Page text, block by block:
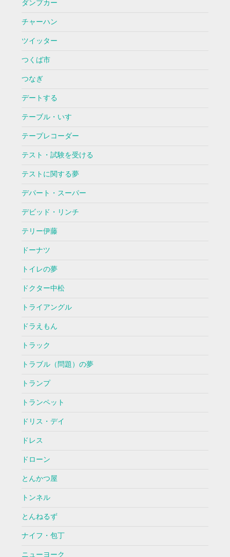
ダンプカー
チャーハン
ツイッター
つくば市
つなぎ
デートする
テーブル・いす
テープレコーダー
テスト・試験を受ける
テストに関する夢
デパート・スーパー
デビッド・リンチ
テリー伊藤
ドーナツ
トイレの夢
ドクター中松
トライアングル
ドラえもん
トラック
トラブル（問題）の夢
トランプ
トランペット
ドリス・デイ
ドレス
ドローン
とんかつ屋
トンネル
とんねるず
ナイフ・包丁
ニューヨーク